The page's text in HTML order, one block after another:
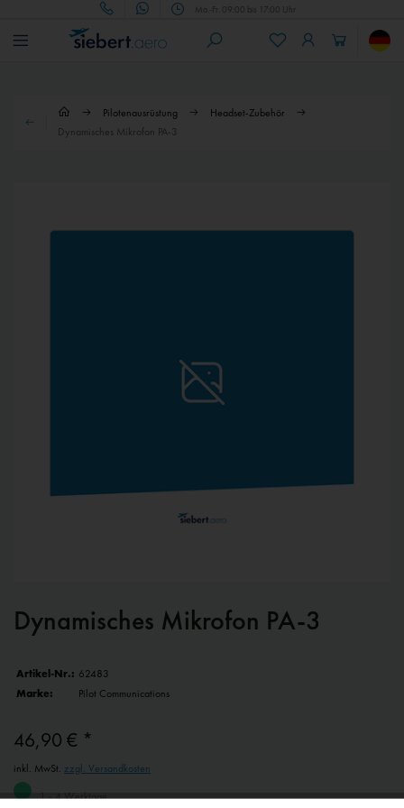
Mo.-Fr. 09:00 bis 17:00 Uhr
Pilotenausrüstung
Headset-Zubehör
Dynamisches Mikrofon PA-3
Dynamisches Mikrofon PA-3
Artikel-Nr.: 62483
Marke:
Pilot Communications
46,90 € *
inkl. MwSt. zzgl. Versandkosten
1 - 4 Werktage